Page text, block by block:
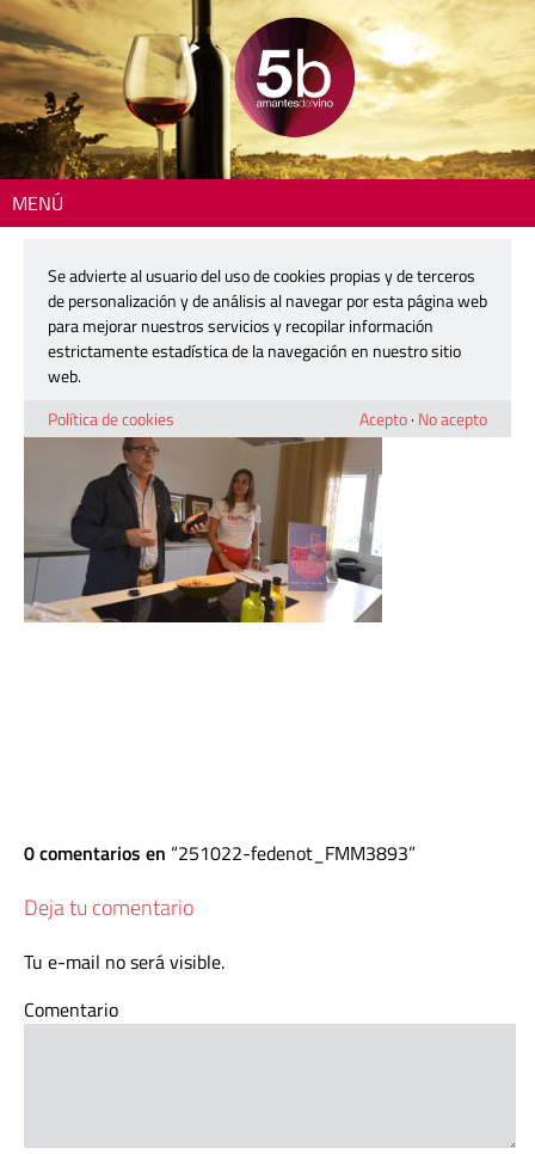
MENÚ
251022-fedenot_FMM3893
22 octubre, 2025
0 comentarios en 251022-fedenot_FMM3893
Deja tu comentario
Tu e-mail no será visible.
Comentario
Se advierte al usuario del uso de cookies propias y de terceros
de personalización y de análisis al navegar por esta página web
para mejorar nuestros servicios y recopilar información
estrictamente estadística de la navegación en nuestro sitio
web.
Política de cookies
Acepto· No acepto